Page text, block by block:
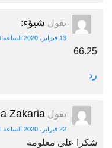
يقول شيؤء:
13 فبراير، 2020 الساعة 3:59 م
66.25
رد
يقول Zakaria
22 فبراير، 2020 الساعة 1:31 ص
شكرا على معلومة